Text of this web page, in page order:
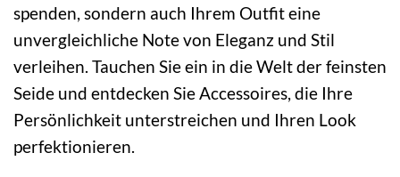
spenden, sondern auch Ihrem Outfit eine
unvergleichliche Note von Eleganz und Stil
verleihen. Tauchen Sie ein in die Welt der feinsten
Seide und entdecken Sie Accessoires, die Ihre
Persönlichkeit unterstreichen und Ihren Look
perfektionieren.